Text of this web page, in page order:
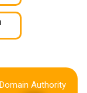
Domain Authority